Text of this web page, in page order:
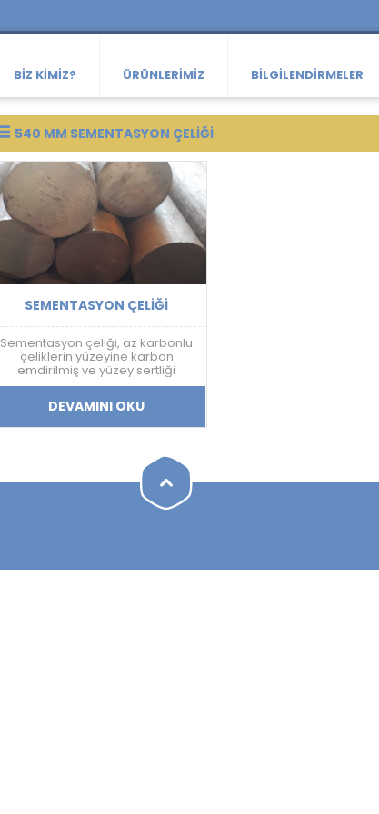
BIZ KIMIZ? ÜRÜNLERIMIZ BILGILENDIRMELER
540 MM SEMENTASYON ÇELIĞI
SEMENTASYON ÇELIĞI
Sementasyon çeliği, az karbonlu
çeliklerin yüzeyine karbon
emdirilmiş ve yüzey sertliği
arttırılmış bir çelik türüdür.
DEVAMINI OKU